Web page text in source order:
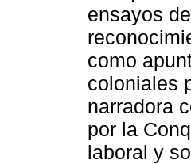
ensayos
como
coloniales
narradora
por la
laboral y